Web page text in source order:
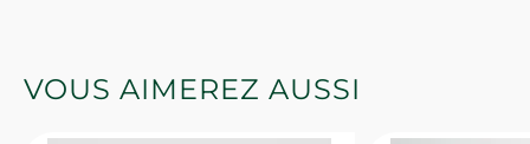
VOUS AIMEREZ AUSSI